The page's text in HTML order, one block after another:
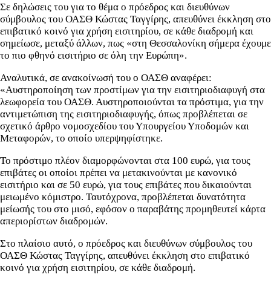
Σε δηλώσεις του για το θέμα ο πρόεδρος και διευθύνων
σύμβουλος του ΟΑΣΘ Κώστας Ταγγίρης, απευθύνει έκκληση στο
επιβατικό κοινό για χρήση εισιτηρίου, σε κάθε διαδρομή και
σημείωσε, μεταξύ άλλων, πως «στη Θεσσαλονίκη σήμερα έχουμε
το πιο φθηνό εισιτήριο σε όλη την Ευρώπη».
Αναλυτικά, σε ανακοίνωσή του ο ΟΑΣΘ αναφέρει:
«Αυστηροποίηση των προστίμων για την εισιτηριοδιαφυγή στα
λεωφορεία του ΟΑΣΘ. Αυστηροποιούνται τα πρόστιμα, για την
αντιμετώπιση της εισιτηριοδιαφυγής, όπως προβλέπεται σε
σχετικό άρθρο νομοσχεδίου του Υπουργείου Υποδομών και
Μεταφορών, το οποίο υπερψηφίστηκε.
Το πρόστιμο πλέον διαμορφώνονται στα 100 ευρώ, για τους
επιβάτες οι οποίοι πρέπει να μετακινούνται με κανονικό
εισιτήριο και σε 50 ευρώ, για τους επιβάτες που δικαιούνται
μειωμένο κόμιστρο. Ταυτόχρονα, προβλέπεται δυνατότητα
μείωσής του στο μισό, εφόσον ο παραβάτης προμηθευτεί κάρτα
απεριορίστων διαδρομών.
Στο πλαίσιο αυτό, ο πρόεδρος και διευθύνων σύμβουλος του
ΟΑΣΘ Κώστας Ταγγίρης, απευθύνει έκκληση στο επιβατικό
κοινό για χρήση εισιτηρίου, σε κάθε διαδρομή.